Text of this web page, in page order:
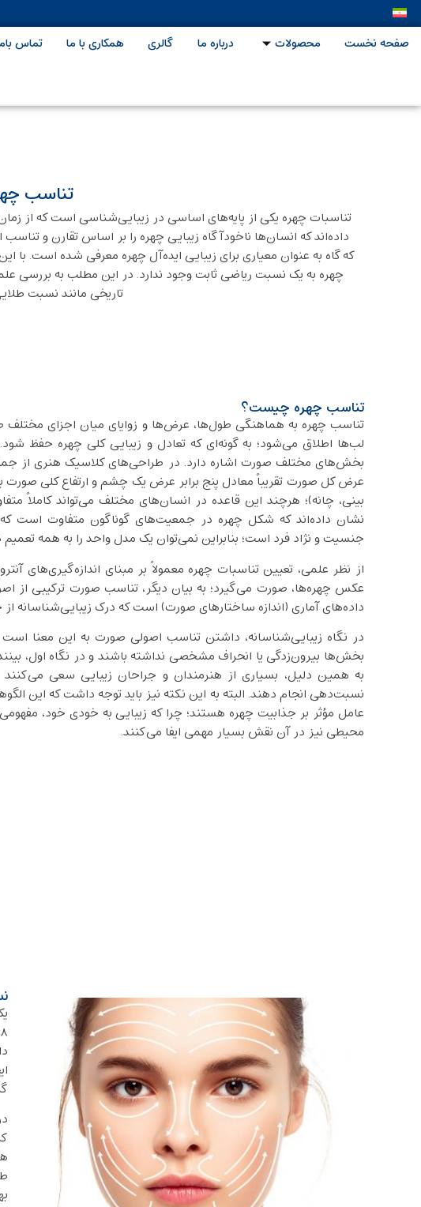
صفحه نخست محصولات درباره ما گالری همکاری با ما تماس
تناسب
تناسبات چهره یکی از پایه‌های اساسی در زیبایی‌شناسی است که از
داده‌اند که انسان‌ها ناخودآگاه زیبایی چهره را بر اساس تقارن و
که گاه به عنوان معیاری برای زیبایی ایده‌آل چهره معرفی شده است.
چهره به یک نسبت ریاضی ثابت وجود ندارد. در این مطلب به بررسی
تاریخی مانند نسبت
تناسب چهره چیست؟
تناسب چهره به هماهنگی طول‌ها، عرض‌ها و زوایای میان اجزای مختلف
لب‌ها اطلاق می‌شود؛ به گونه‌ای که تعادل و زیبایی کلی چهره حفظ شود.
عرض کل صورت تقریباً معادل پنج برابر عرض یک چشم و ارتفاع کلی
بینی، چانه)؛ هرچند این قاعده در انسان‌های مختلف می‌تواند کاملاً
نشان داده‌اند که شکل چهره در جمعیت‌های گوناگون متفاوت است که
جنسیت و نژاد فرد است؛ بنابراین نمی‌توان یک مدل واحد را به همه تعمیم
از نظر علمی، تعیین تناسبات چهره معمولاً بر مبنای اندازه‌گیری‌های
عکس‌ چهره‌ها، صورت می‌گیرد؛ به بیان دیگر، تناسب صورت ترکیبی از
داده‌های آماری (اندازه‌ ساختارهای صورت) است که درک زیبایی‌شناسانه
در نگاه زیبایی‌شناسانه، داشتن تناسب اصولی صورت به این معنا
بخش‌ها بیرون‌زدگی یا انحراف مشخصی نداشته باشند و در نگاه اول،
به همین دلیل، بسیاری از هنرمندان و جراحان زیبایی سعی می‌کنند
نسبت‌دهی انجام دهند. البته به این نکته نیز باید توجه داشت که این
عامل مؤثر بر جذابیت چهره هستند؛ چرا که زیبایی به خودی خود،
محیطی نیز در آن نقش بسیار مهمی ایفا می‌کنند.